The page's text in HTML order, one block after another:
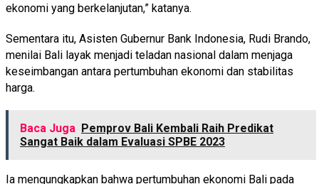
ekonomi yang berkelanjutan,” katanya.
Sementara itu, Asisten Gubernur Bank Indonesia, Rudi Brando,
menilai Bali layak menjadi teladan nasional dalam menjaga
keseimbangan antara pertumbuhan ekonomi dan stabilitas
harga.
Baca Juga Pemprov Bali Kembali Raih Predikat
Sangat Baik dalam Evaluasi SPBE 2023
Ia mengungkapkan bahwa pertumbuhan ekonomi Bali pada